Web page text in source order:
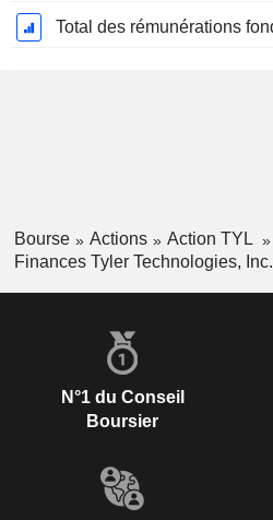
Bourse Actions
Action TYL
Finances Tyler Technologies, Inc.
N°1 du Conseil
Boursier